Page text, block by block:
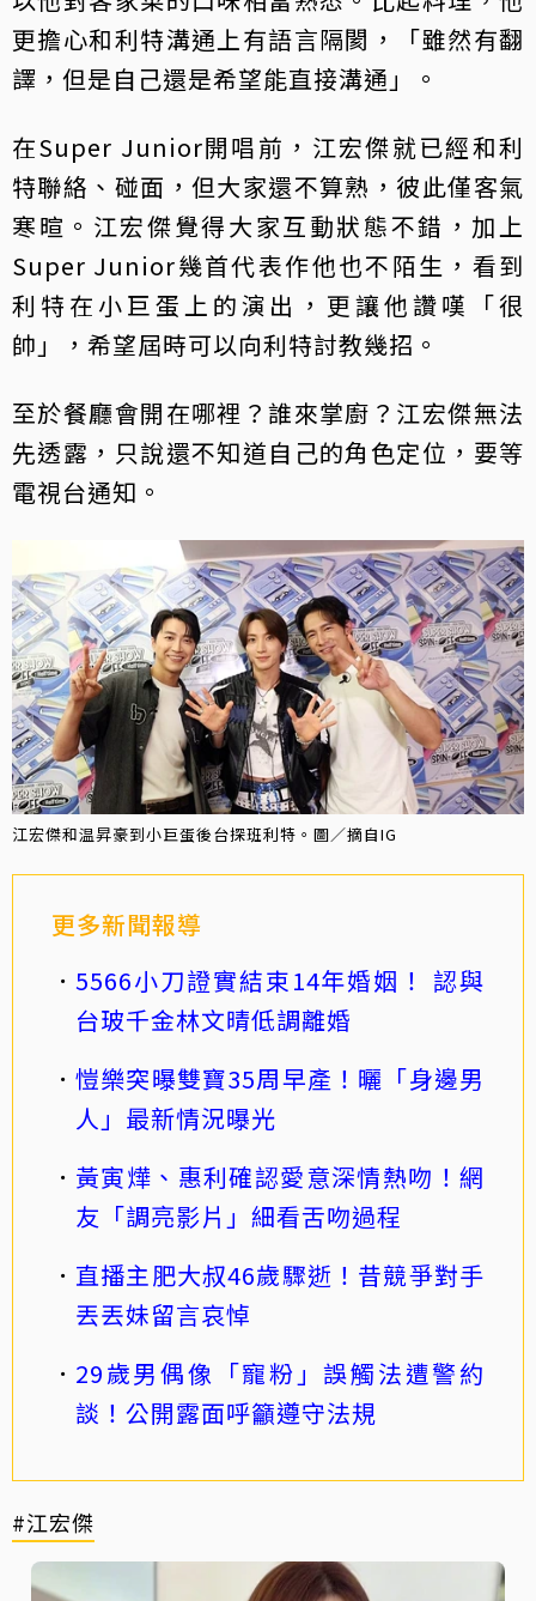
更擔心和利特溝通上有語言隔閡，「雖然有翻
譯，但是自己還是希望能直接溝通」。
在Super Junior開唱前，江宏傑就已經和利
特聯絡、碰面，但大家還不算熟，彼此僅客氣
寒暄。江宏傑覺得大家互動狀態不錯，加上
Super Junior幾首代表作他也不陌生，看到
利特在小巨蛋上的演出，更讓他讚嘆「很
帥」，希望屆時可以向利特討教幾招。
至於餐廳會開在哪裡？誰來掌廚？江宏傑無法
先透露，只說還不知道自己的角色定位，要等
電視台通知。
江宏傑和温昇豪到小巨蛋後台探班利特。圖／摘自IG
更多新聞報導
5566小刀證實結束14年婚姻！ 認與
台玻千金林文晴低調離婚
愷樂突曝雙寶35周早產！曬「身邊男
人」最新情況曝光
黃寅燁、惠利確認愛意深情熱吻！網
友「調亮影片」細看舌吻過程
直播主肥大叔46歲驟逝！昔競爭對手
丟丟妹留言哀悼
29歲男偶像「寵粉」誤觸法遭警約
談！公開露面呼籲遵守法規
#江宏傑